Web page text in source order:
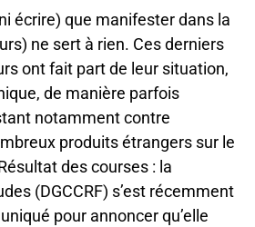
écrire) que manifester dans la
ne sert à rien. Ces derniers
ont fait part de leur situation,
de manière parfois
notamment contre
produits étrangers sur le
des courses : la
(DGCCRF) s’est récemment
pour annoncer qu’elle